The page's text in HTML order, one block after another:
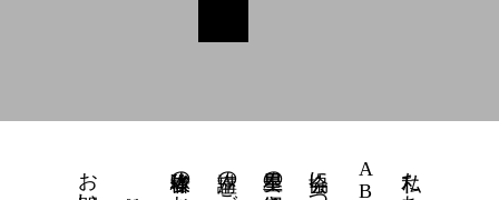
星里奏の紐解き
講座のご案内
体験者様のお声